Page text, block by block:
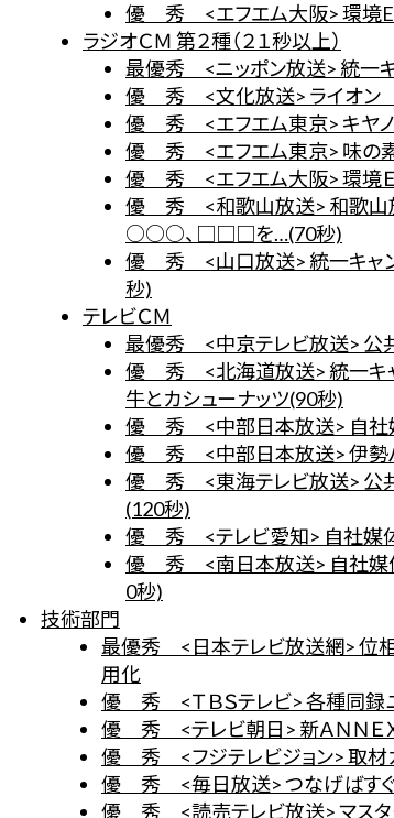
優 秀 <エフエム大阪> 環境
ラジオＣＭ 第２種（２１秒以上）
最優秀 <ニッポン放送> 統一キ
優 秀 <文化放送> ライオン
優 秀 <エフエム東京> キヤノ
優 秀 <エフエム東京> 味の
優 秀 <エフエム大阪> 環境Ｅ
優 秀 <和歌山放送> 和歌山
○○○、□□□を…(70秒)
優 秀 <山口放送> 統一キャン
秒)
テレビＣＭ
最優秀 <中京テレビ放送> 公共
優 秀 <北海道放送> 統一キャン
牛とカシューナッツ(90秒)
優 秀 <中部日本放送> 自社媒
優 秀 <中部日本放送> 伊勢
優 秀 <東海テレビ放送> 公共
(120秒)
優 秀 <テレビ愛知> 自社媒体
優 秀 <南日本放送> 自社媒体
0秒)
技術部門
最優秀 <日本テレビ放送網> 位相
用化
優 秀 <ＴＢＳテレビ> 各種同録
優 秀 <テレビ朝日> 新ＡＮＮＥ
優 秀 <フジテレビジョン> 取材
優 秀 <毎日放送> つなげばすぐ
優 秀 <読売テレビ放送> マスタ